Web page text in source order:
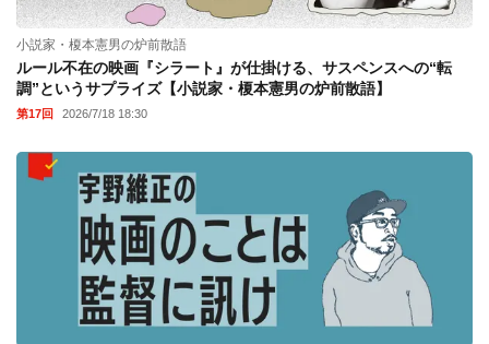
小説家・榎本憲男の炉前散語
ルール不在の映画『シラート』が仕掛ける、サスペンスへの“転
調”というサプライズ【小説家・榎本憲男の炉前散語】
第17回 2026/7/18 18:30